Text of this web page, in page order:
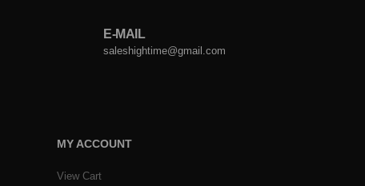
E-MAIL
saleshightime@gmail.com
MY ACCOUNT
View Cart